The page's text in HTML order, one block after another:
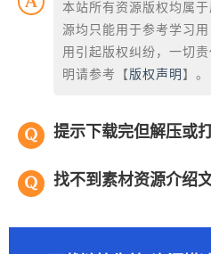
本站所有资源版权均属
源均只能用于参考学习
用引起版权纠纷，一切
明请参考【 版权声明 】。
提示下载完但解压或
找不到素材资源介绍